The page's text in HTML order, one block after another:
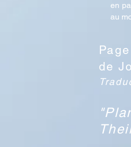
de
en
au